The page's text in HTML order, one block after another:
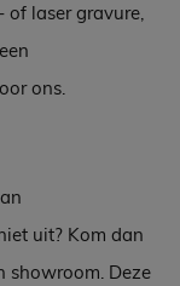
of laser gravure,
ons.
uit? Kom dan
showroom. Deze